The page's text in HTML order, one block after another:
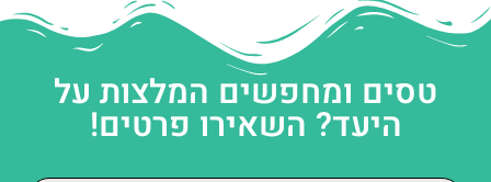
טסים ומחפשים המלצות על
היעד? השאירו פרטים!